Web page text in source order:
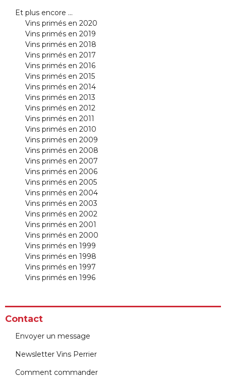
Et plus encore ...
Vins primés en 2020
Vins primés en 2019
Vins primés en 2018
Vins primés en 2017
Vins primés en 2016
Vins primés en 2015
Vins primés en 2014
Vins primés en 2013
Vins primés en 2012
Vins primés en 2011
Vins primés en 2010
Vins primés en 2009
Vins primés en 2008
Vins primés en 2007
Vins primés en 2006
Vins primés en 2005
Vins primés en 2004
Vins primés en 2003
Vins primés en 2002
Vins primés en 2001
Vins primés en 2000
Vins primés en 1999
Vins primés en 1998
Vins primés en 1997
Vins primés en 1996
Contact
Envoyer un message
Newsletter Vins Perrier
Comment commander